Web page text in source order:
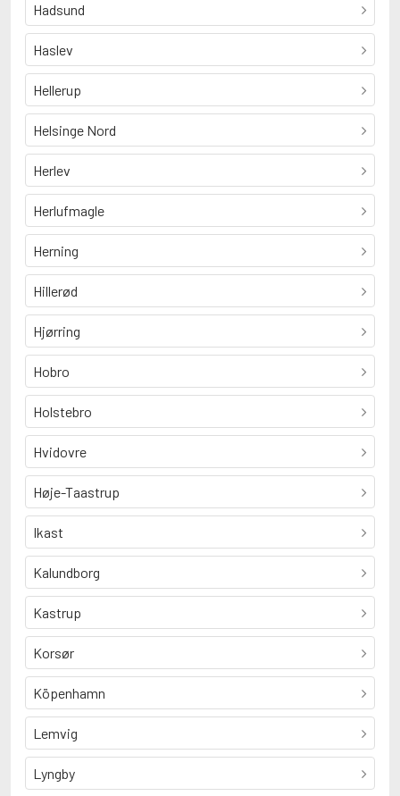
Hadsund
Haslev
Hellerup
Helsinge Nord
Herlev
Herlufmagle
Herning
Hillerød
Hjørring
Hobro
Holstebro
Hvidovre
Høje-Taastrup
Ikast
Kalundborg
Kastrup
Korsør
Köpenhamn
Lemvig
Lyngby